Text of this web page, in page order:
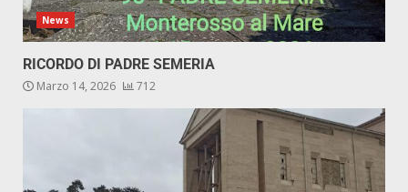
News
RICORDO DI PADRE SEMERIA
Marzo 14, 2026 712